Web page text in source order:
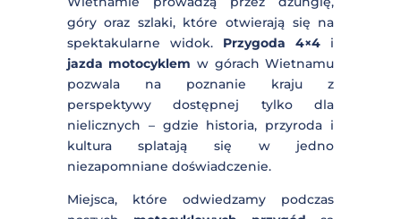
nieprzewidywalne warunki tworzą
wyzwania nawet dla doświadczonych
motocyklistów. Wyprawy terenowe po
Wietnamie prowadzą przez dżunglę,
góry oraz szlaki, które otwierają się na
spektakularne widok.Przygoda 4×4i
jazda motocyklem
w górach
Wietnamu pozwala na poznanie kraju z
nielicznych – gdzie historia, przyroda i